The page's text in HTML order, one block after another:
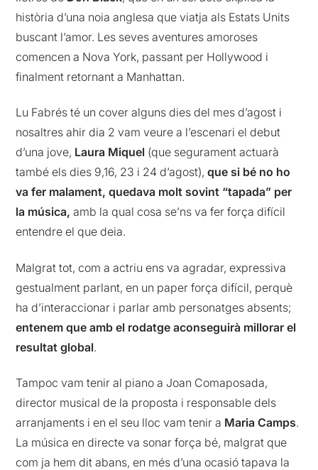
història d’una noia anglesa que viatja als Estats Units
buscant l’amor. Les seves aventures amoroses
comencen a Nova York, passant per Hollywood i
finalment retornant a Manhattan.
Lu Fabrés té un cover alguns dies del mes d’agost i
nosaltres ahir dia 2 vam veure a l’escenari el debut
d’una jove, Laura Miquel (que segurament actuarà
també els dies 9,16, 23 i 24 d’agost),que si bé no ho
va fer malament, quedava molt sovint “tapada” per
la música, amb la qual cosa se’ns va fer força difícil
entendre el que deia.
Malgrat tot, com a actriu ens va agradar, expressiva
gestualment parlant, en un paper força difícil, perquè
ha d’interaccionar i parlar amb personatges absents;
entenem que amb el rodatge aconseguirà millorar el
resultat global.
Tampoc vam tenir al piano a Joan Comaposada,
director musical de la proposta i responsable dels
arranjaments i en el seu lloc vam tenir a Maria Camps.
La música en directe va sonar força bé, malgrat que
com ja hem dit abans, en més d’una ocasió tapava la